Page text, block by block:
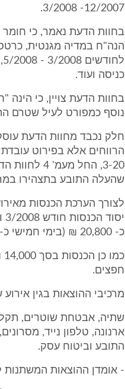
12/2007- 3/2008.
בחוות הדעת נאמר, כי חומר
הנה"ח במדיה מגנטית,
כניסה ועוד.
בחוות הדעת צויין, כי
נוסף כמפורט לעיל שטרם
חלק נכבד מחוות הדעת
הרווחים אלא בפירוט
3-20, החל
שהעלה התובע בתצהירו
לצורך הערכת הכנסות
כ- 20,800 ₪ (בימי חמישי כ- 6,500 ₪ ובאמצע השבוע 5,300 ₪ - הכל ללא מע"מ).
חפצים.
מרכיבי ההוצאות בגין אירוע שכזה על
שתיה, אבטחת שוטרים,
ארנונה, טלפון נייד,
התובע וביטוח עסק.
- אומדן ההוצאות המשתנות לאירוע